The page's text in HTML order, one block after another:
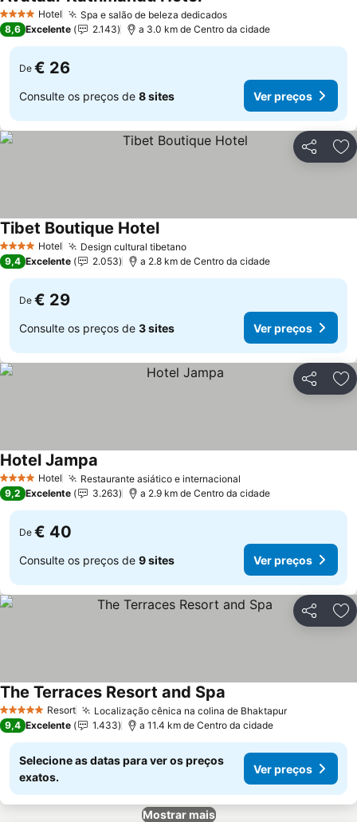
4 EstrelasHotel Spa e salão de beleza dedicados
8,6 Excelente 2.143 a 3.0 km de Centro da cidade
De € 26
Consulte os preços de 8 sites Ver preços
Partilhar
4 EstrelasHotel Design cultural tibetano
Tibet Boutique Hotel
9,4 Excelente 2.053 a 2.8 km de Centro da cidade
De € 29
Consulte os preços de 3 sites Ver preços
Partilhar
4 EstrelasHotel Restaurante asiático e internacional
Hotel Jampa
9,2 Excelente 3.263 a 2.9 km de Centro da cidade
De € 40
Consulte os preços de 9 sites Ver preços
Partilhar
5 Estrelas Resort Localização cênica na colina de Bhaktapur
The Terraces Resort and Spa
9,4 Excelente 1.433 a 11.4 km de Centro da cidade
Selecione as datas para ver os preços
exatos.
Ver preços
Mostrar mais